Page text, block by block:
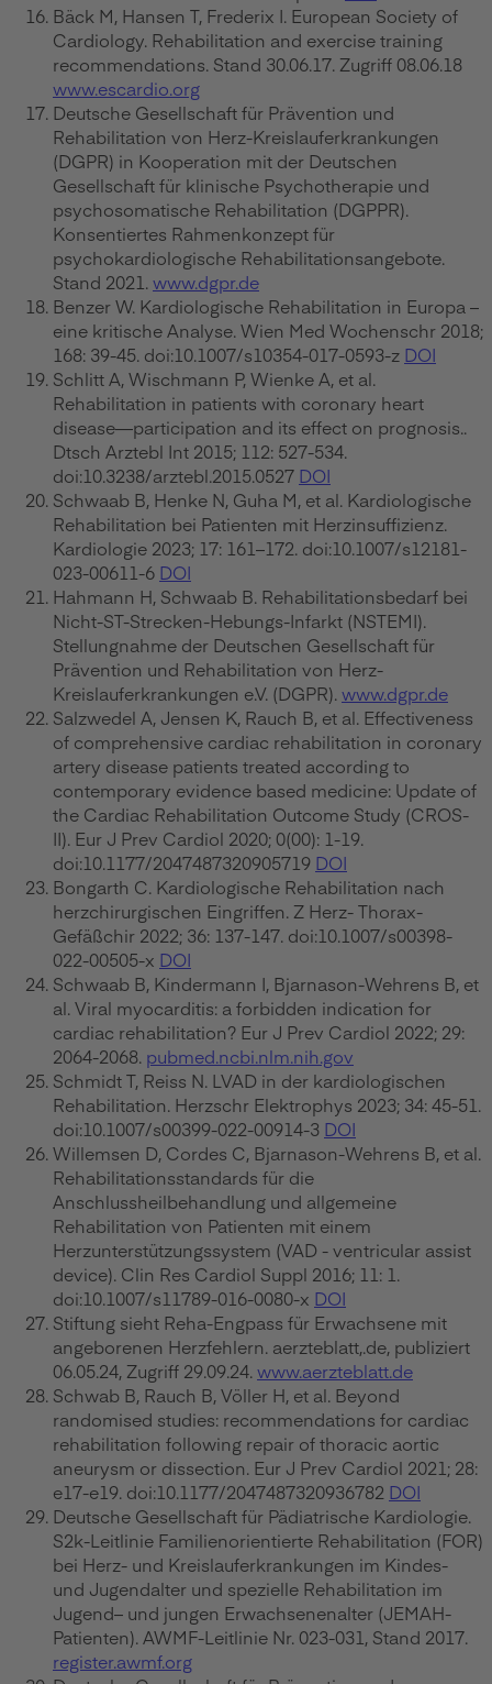
Bäck M, Hansen T, Frederix I. European Society of
Cardiology. Rehabilitation and exercise training
recommendations. Stand 30.06.17. Zugriff 08.06.18
www.escardio.org
Deutsche Gesellschaft für Prävention und
Rehabilitation von Herz-Kreislauferkrankungen
(DGPR) in Kooperation mit der Deutschen
Gesellschaft für klinische Psychotherapie und
psychosomatische Rehabilitation (DGPPR).
Konsentiertes Rahmenkonzept für
psychokardiologische Rehabilitationsangebote.
Stand 2021. www.dgpr.de
Benzer W. Kardiologische Rehabilitation in Europa –
eine kritische Analyse. Wien Med Wochenschr 2018;
168: 39-45. doi:10.1007/s10354-017-0593-z DOI
Schlitt A, Wischmann P, Wienke A, et al.
Rehabilitation in patients with coronary heart
disease—participation and its effect on prognosis..
Dtsch Arztebl Int 2015; 112: 527-534.
doi:10.3238/arztebl.2015.0527 DOI
Schwaab B, Henke N, Guha M, et al. Kardiologische
Rehabilitation bei Patienten mit Herzinsuffizienz.
Kardiologie 2023; 17: 161–172. doi:10.1007/s12181-
023-00611-6 DOI
Hahmann H, Schwaab B. Rehabilitationsbedarf bei
Nicht-ST-Strecken-Hebungs-Infarkt (NSTEMI).
Stellungnahme der Deutschen Gesellschaft für
Prävention und Rehabilitation von Herz-
Kreislauferkrankungen e.V. (DGPR). www.dgpr.de
Salzwedel A, Jensen K, Rauch B, et al. Effectiveness
of comprehensive cardiac rehabilitation in coronary
artery disease patients treated according to
contemporary evidence based medicine: Update of
the Cardiac Rehabilitation Outcome Study (CROS-
II). Eur J Prev Cardiol 2020; 0(00): 1-19.
doi:10.1177/2047487320905719 DOI
Bongarth C. Kardiologische Rehabilitation nach
herzchirurgischen Eingriffen. Z Herz- Thorax-
Gefäßchir 2022; 36: 137-147. doi:10.1007/s00398-
022-00505-x DOI
Schwaab B, Kindermann I, Bjarnason-Wehrens B, et
al. Viral myocarditis: a forbidden indication for
cardiac rehabilitation? Eur J Prev Cardiol 2022; 29:
2064-2068. pubmed.ncbi.nlm.nih.gov
Schmidt T, Reiss N. LVAD in der kardiologischen
Rehabilitation. Herzschr Elektrophys 2023; 34: 45-51.
doi:10.1007/s00399-022-00914-3 DOI
Willemsen D, Cordes C, Bjarnason-Wehrens B, et al.
Rehabilitationsstandards für die
Anschlussheilbehandlung und allgemeine
Rehabilitation von Patienten mit einem
Herzunterstützungssystem (VAD - ventricular assist
device). Clin Res Cardiol Suppl 2016; 11: 1.
doi:10.1007/s11789-016-0080-x DOI
Stiftung sieht Reha-Engpass für Erwachsene mit
angeborenen Herzfehlern. aerzteblatt,.de, publiziert
06.05.24, Zugriff 29.09.24. www.aerzteblatt.de
Schwab B, Rauch B, Völler H, et al. Beyond
randomised studies: recommendations for cardiac
rehabilitation following repair of thoracic aortic
aneurysm or dissection. Eur J Prev Cardiol 2021; 28:
e17-e19. doi:10.1177/2047487320936782 DOI
Deutsche Gesellschaft für Pädiatrische Kardiologie.
S2k-Leitlinie Familienorientierte Rehabilitation (FOR)
bei Herz- und Kreislauferkrankungen im Kindes-
und Jugendalter und spezielle Rehabilitation im
Jugend– und jungen Erwachsenenalter (JEMAH-
Patienten). AWMF-Leitlinie Nr. 023-031, Stand 2017.
register.awmf.org